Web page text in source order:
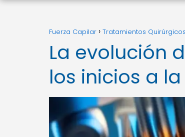
Fuerza Capilar Tratamientos Quirúrgicos
La evolución
los inicios a